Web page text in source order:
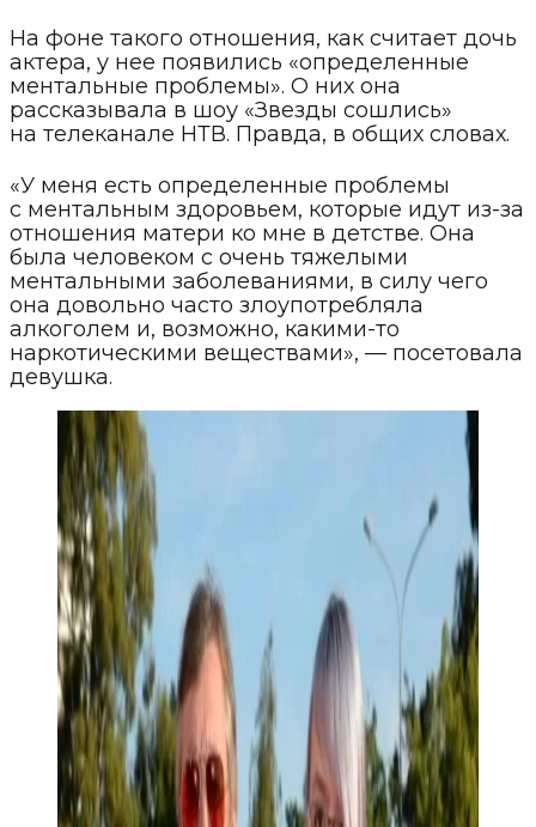
На фоне такого отношения, как считает дочь
актера, у нее появились «определенные
ментальные проблемы». О них она
рассказывала в шоу «Звезды сошлись»
на телеканале НТВ. Правда, в общих словах.
«У меня есть определенные проблемы
с ментальным здоровьем, которые идут из-за
отношения матери ко мне в детстве. Она
была человеком с очень тяжелыми
ментальными заболеваниями, в силу чего
она довольно часто злоупотребляла
алкоголем и, возможно, какими-то
наркотическими веществами», — посетовала
девушка.